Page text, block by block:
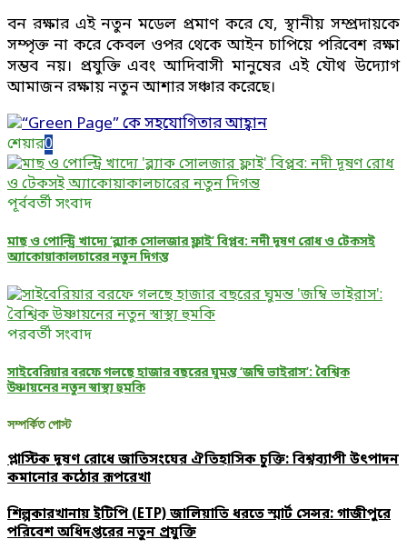
বন রক্ষার এই নতুন মডেল প্রমাণ করে যে, স্থানীয় সম্প্রদায়কে
সম্পৃক্ত না করে কেবল ওপর থেকে আইন চাপিয়ে পরিবেশ রক্ষা
সম্ভব নয়। প্রযুক্তি এবং আদিবাসী মানুষের এই যৌথ উদ্যোগ
আমাজন রক্ষায় নতুন আশার সঞ্চার করেছে।
শেয়ার0
পূর্ববর্তী সংবাদ
মাছ ও পোল্ট্রি খাদ্যে ‘ব্ল্যাক সোলজার ফ্লাই’ বিপ্লব: নদী দূষণ রোধ ও টেকসই
অ্যাকোয়াকালচারের নতুন দিগন্ত
পরবর্তী সংবাদ
সাইবেরিয়ার বরফে গলছে হাজার বছরের ঘুমন্ত ‘জম্বি ভাইরাস’: বৈশ্বিক
উষ্ণায়নের নতুন স্বাস্থ্য হুমকি
সম্পর্কিত পোস্ট
প্লাস্টিক দূষণ রোধে জাতিসংঘের ঐতিহাসিক চুক্তি: বিশ্বব্যাপী উৎপাদন
কমানোর কঠোর রূপরেখা
শিল্পকারখানায় ইটিপি (ETP) জালিয়াতি ধরতে স্মার্ট সেন্সর: গাজীপুরে
পরিবেশ অধিদপ্তরের নতুন প্রযুক্তি